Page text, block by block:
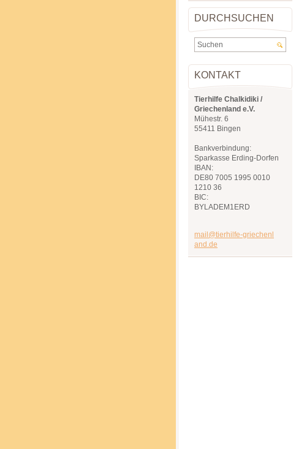
DURCHSUCHEN
KONTAKT
Tierhilfe Chalkidiki /
Griechenland e.V.
Mühestr. 6
55411 Bingen
Bankverbindung:
Sparkasse Erding-Dorfen
IBAN:
DE80 7005 1995 0010
1210 36
BIC:
BYLADEM1ERD
mail@tierhilfe-griechenl
and.de